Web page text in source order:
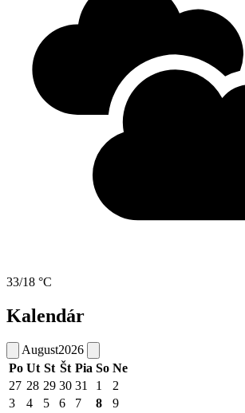
33/18 °C
Kalendár
August2026
Po Ut St Št Pia So Ne
27 28 29 30 31 1
2
3
4 5 6 7 8
9